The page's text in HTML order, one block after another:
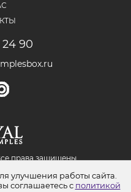
улучшения работы сайта.
соглашаетесь с политикой
90
права защищены
данных
данных